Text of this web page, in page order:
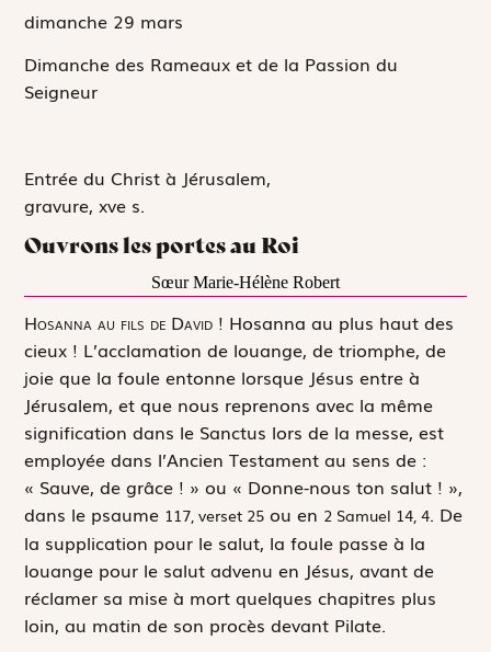
dimanche 29 mars
Dimanche des Rameaux et de la Passion du
Seigneur
Entrée du Christ à Jérusalem,
gravure, xve s.
Ouvrons les portes au Roi
Sœur Marie-Hélène Robert
Hosanna au fils de David ! Hosanna au plus haut des
cieux ! L’acclamation de louange, de triomphe, de
joie que la foule entonne lorsque Jésus entre à
Jérusalem, et que nous reprenons avec la même
signification dans le Sanctus lors de la messe, est
employée dans l’Ancien Testament au sens de :
« Sauve, de grâce ! » ou « Donne-nous ton salut ! »,
dans le psaume 117 , verset 25 ou en 2 Samuel 14, 4. De
la supplication pour le salut, la foule passe à la
louange pour le salut advenu en Jésus, avant de
réclamer sa mise à mort quelques chapitres plus
loin, au matin de son procès devant Pilate.